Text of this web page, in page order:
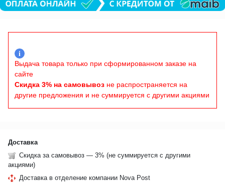
i
Выдача товара только при сформированном заказе на
сайте
Скидка 3% на самовывоз не распространяется на
другие предложения и не суммируется с другими акциями
Доставка
Скидка за самовывоз — 3% (не суммируется с другими
акциями)
Доставка в отделение компании Nova Post